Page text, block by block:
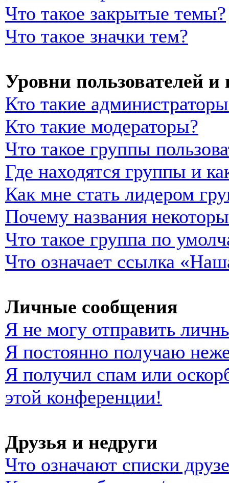
Что такое закрытые темы?
Что такое значки тем?
Уровни пользователей
Кто такие
Кто такие модераторы?
Что такое группы
Где находятся группы и
Как мне стать лидером
Почему названия
Что такое группа по
Что означает ссылка
Личные сообщения
Я не могу отправить
Я постоянно получаю
Я получил спам или
этой конференции!
Друзья и недруги
Что означают списки